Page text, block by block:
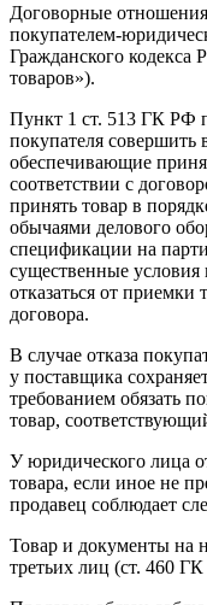
Договорные
покупателем-
Гражданского кодекса
товаров»).
Пункт 1 ст. 513 ГК РФ
покупателя совершить
обеспечивающие
соответствии с
принять товар в
обычаями делового
спецификации на
существенные условия
отказаться от приемки
договора.
В случае отказа
у поставщика
требованием обязать
товар,
У юридического лица
товара, если иное не
продавец соблюдает
Товар и документы на
третьих лиц (ст. 460